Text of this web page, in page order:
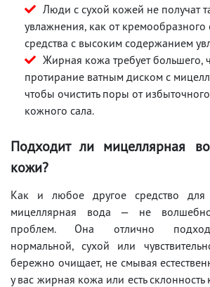
Люди с сухой кожей не получат
увлажнения, как от
средства с высоким содержанием
Жирная кожа требует большего,
протирание ватным диском с
чтобы очистить поры от
кожного сала.
Подходит ли мицеллярная
кожи?
Как и любое другое средство
мицеллярная вода — не
проблем. Она отлично
нормальной, сухой или
бережно очищает, не смывая
у вас жирная кожа или есть